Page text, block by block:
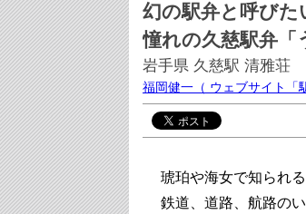
幻の駅弁と呼びた
憧れの久慈駅弁「
岩手県 久慈駅 清雅荘
福岡健一 （ ウェブサイト「
琥珀や海女で知られ
鉄道、道路、航路の